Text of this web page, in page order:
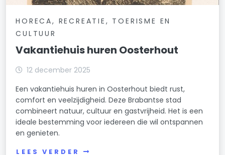
HORECA, RECREATIE, TOERISME EN
CULTUUR
Vakantiehuis huren Oosterhout
12 december 2025
Een vakantiehuis huren in Oosterhout biedt rust,
comfort en veelzijdigheid. Deze Brabantse stad
combineert natuur, cultuur en gastvrijheid. Het is een
ideale bestemming voor iedereen die wil ontspannen
en genieten.
LEES VERDER